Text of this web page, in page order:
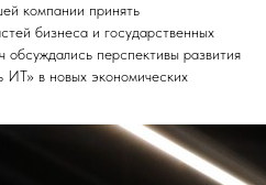
компании принять
бизнеса и государственных
обсуждались перспективы развития
ИТ» в новых экономических